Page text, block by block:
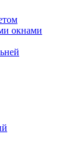
окнами